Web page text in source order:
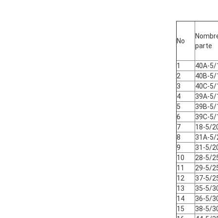
No
parte
1 40A-5/
2
40B-5/
3
40C-5/
4
39A-5/
5
39B-5/
6
39C-5/
7
18-5/
8
31A-5/
9
31-5/
10
28-5/
11
29-5/
12
37-5/
13
35-5/
14
36-5/
15
38-5/